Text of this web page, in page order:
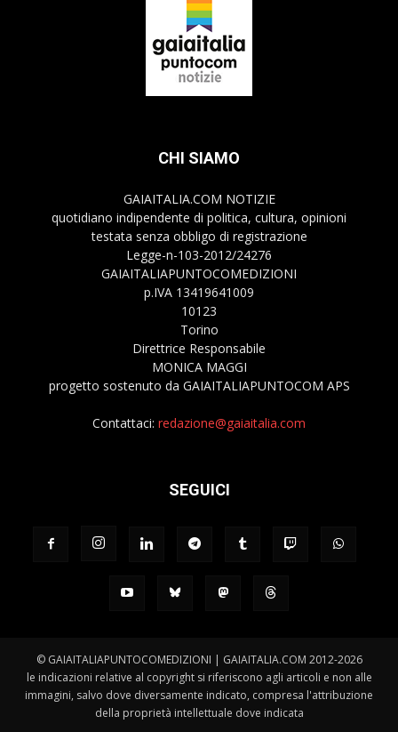
CHI SIAMO
GAIAITALIA.COM NOTIZIE
quotidiano indipendente di politica, cultura, opinioni
testata senza obbligo di registrazione
Legge-n-103-2012/24276
GAIAITALIAPUNTOCOMEDIZIONI
p.IVA 13419641009
10123
Torino
Direttrice Responsabile
MONICA MAGGI
progetto sostenuto da GAIAITALIAPUNTOCOM APS
Contattaci: redazione@gaiaitalia.com
SEGUICI
© GAIAITALIAPUNTOCOMEDIZIONI | GAIAITALIA.COM 2012-2026
le indicazioni relative al copyright si riferiscono agli articoli e non alle
immagini, salvo dove diversamente indicato, compresa l'attribuzione
della proprietà intellettuale dove indicata